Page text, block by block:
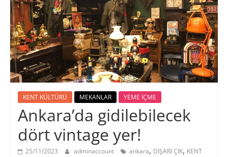
KENT KÜLTÜRÜ MEKANLAR YEME İÇME
Ankara’da gidilebilecek
dört vintage yer!
25/11/2023 adminaccount ankara, DIŞARI ÇIK, KENT